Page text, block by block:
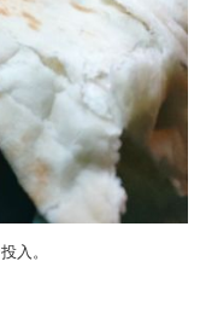
入。